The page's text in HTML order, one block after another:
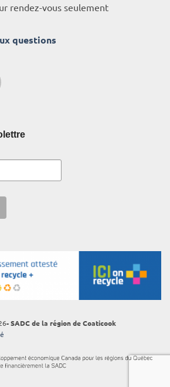
rendez-vous seulement
questions
- SADC de la région de Coaticook